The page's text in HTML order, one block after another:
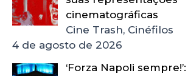
cinematográficas
Cine Trash, Cinéfilos
4 de agosto de 2026
‘Forza Napoli